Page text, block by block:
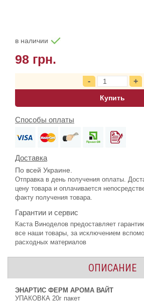
в наличии
98 грн.
Купить
Способы оплаты
Доставка
По всей Украине.
Отправка в день получения оплаты.
цену товара и оплачивается
факту получения товара.
Гарантии и сервис
Каста Виноделов предоставляет
все наши товары, за исключением
расходных материалов
ОПИСАНИЕ
ЭНАРТИС ФЕРМ АРОМА ВАЙТ
УПАКОВКА 20г пакет